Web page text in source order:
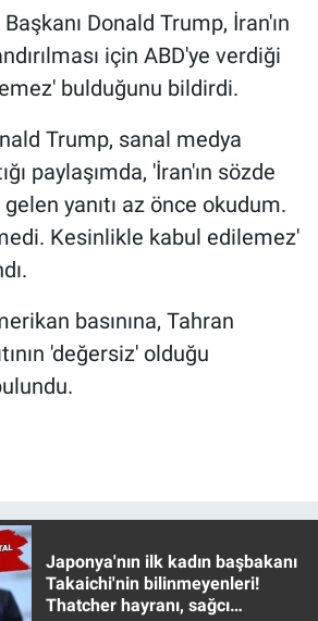
Donald Trump, İran'ın
için ABD'ye verdiği
bulduğunu bildirdi.
Trump, sanal medya
paylaşımda, 'İran'ın sözde
yanıtı az önce okudum.
Kesinlikle kabul edilemez'
basınına, Tahran
'değersiz' olduğu
Japonya'nın ilk kadın başbakanı
Takaichi'nin bilinmeyenleri!
Thatcher hayranı, sağcı